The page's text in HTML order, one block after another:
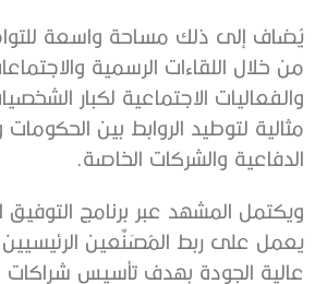
يُضاف إلى ذلك مساحة واسعة
من خلال اللقاءات الرسمية
والفعاليات الاجتماعية لكبار
مثالية لتوطيد الروابط بين
الدفاعية والشركات الخاصة.
ويكتمل المشهد عبر برنامج التوفيق
يعمل على ربط المُصَنِّعين
عالية الجودة بهدف تأسيس شراكات